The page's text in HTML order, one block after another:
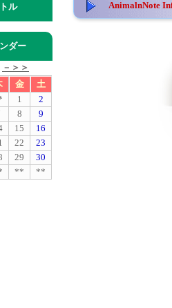
AnimalnNote
ル
ダー
－＞＞
金
土
1
2
8
9
15
16
22
23
29
30
** **